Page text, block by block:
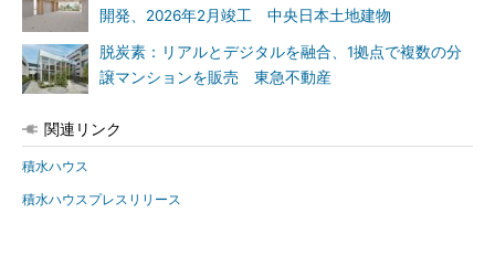
開発、2026年2月竣工 中央日本土地建物
脱炭素：リアルとデジタルを融合、1拠点で複数の分
譲マンションを販売 東急不動産
関連リンク
積水ハウス
積水ハウスプレスリリース